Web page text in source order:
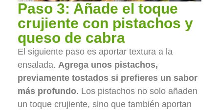
Paso 3: Añade el toque
crujiente con pistachos y
queso de cabra
El siguiente paso es aportar textura a la
ensalada. Agrega unos pistachos,
previamente tostados si prefieres un sabor
más profundo. Los pistachos no solo añaden
un toque crujiente, sino que también aportan